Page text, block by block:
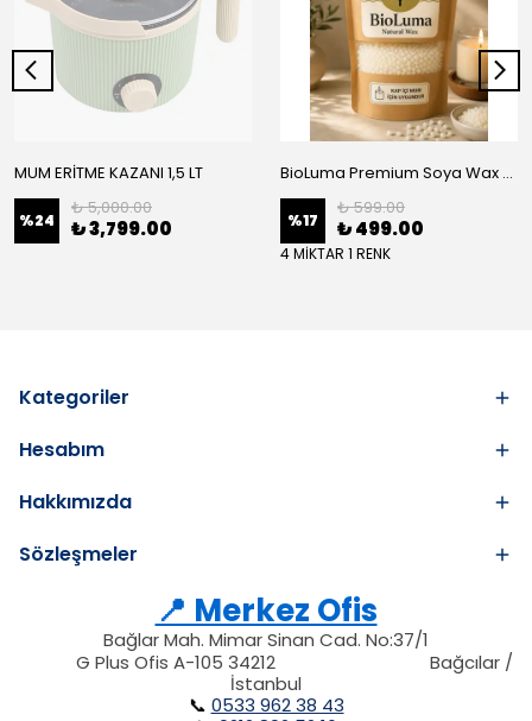
MUM ERİTME KAZANI 1,5 LT
%24
₺ 5,000.00
₺ 3,799.00
BioLuma Premium Soya Wax - Kap İçi Mumlar İçin Boncuk Form
%17
₺ 599.00
₺ 499.00
4 MİKTAR 1 RENK
Kategoriler
Hesabım
Hakkımızda
Sözleşmeler
📍 Merkez Ofis
Bağlar Mah. Mimar Sinan Cad. No:37/1
G Plus Ofis A-105 34212
Bağcılar /
İstanbul
📞 0533 962 38 43